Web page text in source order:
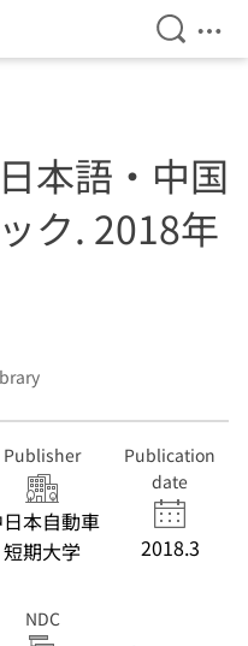
Open
本語・中国
ク. 2018年
Publisher
本自動車
短期大学
Publication
date
2018.3
NDC